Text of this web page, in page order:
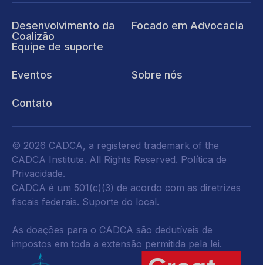
Desenvolvimento da
Coalizão
Equipe de suporte
Focado em Advocacia
Eventos Sobre nós
Contato
© 2026 CADCA, a registered trademark of the
CADCA Institute. All Rights Reserved. Política de
Privacidade.
CADCA é um 501(c)(3) de acordo com as diretrizes
fiscais federais. Suporte do local.
As doações para o CADCA são dedutíveis de
impostos em toda a extensão permitida pela lei.